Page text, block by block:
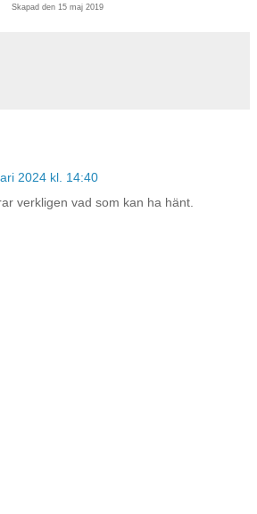
Skapad den 15 maj 2019
2024 kl. 14:40
verkligen vad som kan ha hänt.